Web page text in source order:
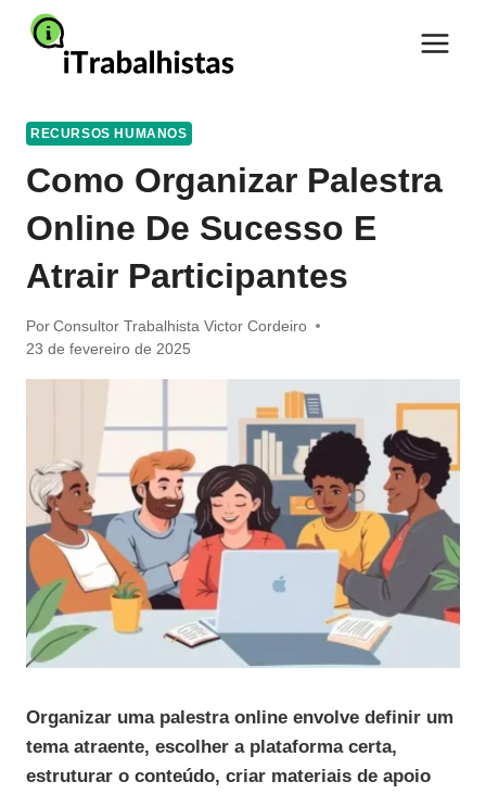
Pular
para
RECURSOS HUMANOS
Como Organizar Palestra
Online De Sucesso E
Atrair Participantes
Por Consultor Trabalhista Victor Cordeiro
23 de fevereiro de 2025
Organizar uma palestra online envolve definir um
tema atraente, escolher a plataforma certa,
estruturar o conteúdo, criar materiais de apoio